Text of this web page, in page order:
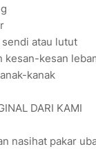
atau lutut
kesan-kesan
kanak
DARI KAMI
nasihat pakar